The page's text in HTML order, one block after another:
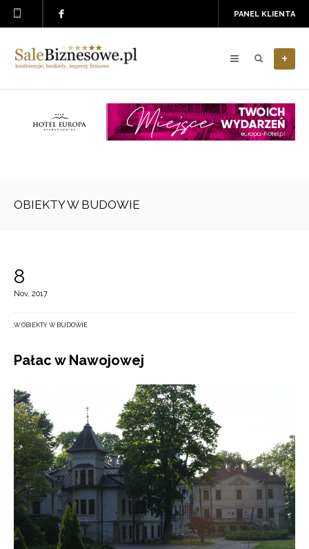
PANEL KLIENTA
+
OBIEKTY W BUDOWIE
8
Nov, 2017
W OBIEKTY W BUDOWIE
Pałac w Nawojowej